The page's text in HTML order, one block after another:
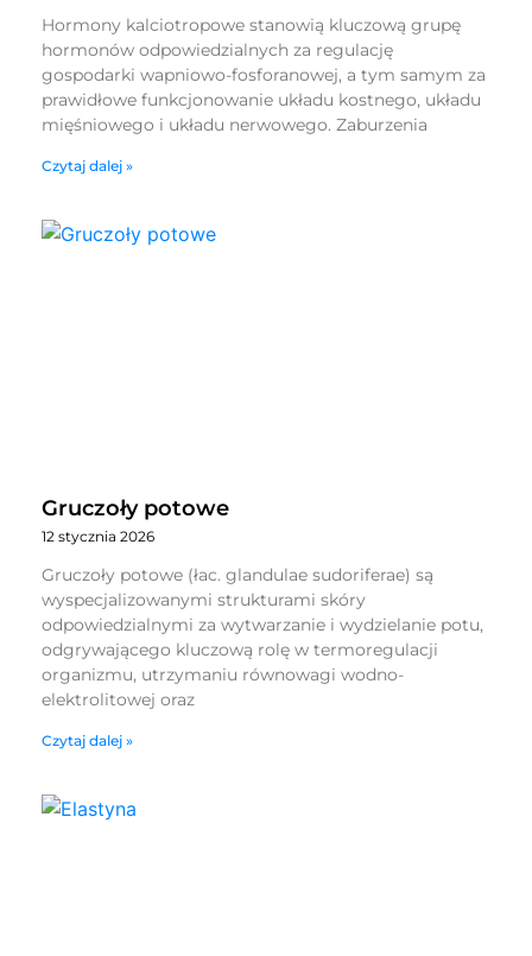
Hormony kalciotropowe stanowią kluczową grupę
hormonów odpowiedzialnych za regulację
gospodarki wapniowo-fosforanowej, a tym samym za
prawidłowe funkcjonowanie układu kostnego, układu
mięśniowego i układu nerwowego. Zaburzenia
Czytaj dalej »
Gruczoły potowe
12 stycznia 2026
Gruczoły potowe (łac. glandulae sudoriferae) są
wyspecjalizowanymi strukturami skóry
odpowiedzialnymi za wytwarzanie i wydzielanie potu,
odgrywającego kluczową rolę w termoregulacji
organizmu, utrzymaniu równowagi wodno-
elektrolitowej oraz
Czytaj dalej »